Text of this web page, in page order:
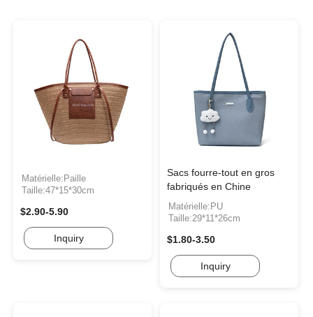
Matérielle:Paille
Taille:47*15*30cm
$2.90-5.90
Inquiry
Sacs fourre-tout en gros
fabriqués en Chine
Matérielle:PU
Taille:29*11*26cm
$1.80-3.50
Inquiry